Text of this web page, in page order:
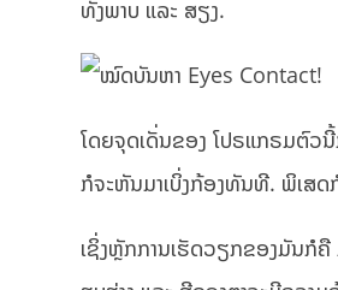
ທັງພາບ ແລະ ສຽງ.
ໂດຍຈຸດເດັ່ນຂອງ ໂປຣແກຣມຕົ
ກໍຈະຫັນມາເບິ່ງກ້ອງທັນທີ. ພິເສດ
ເຊິ່ງຫຼັກການເຮັດວຽກຂອງມັນກໍຄື